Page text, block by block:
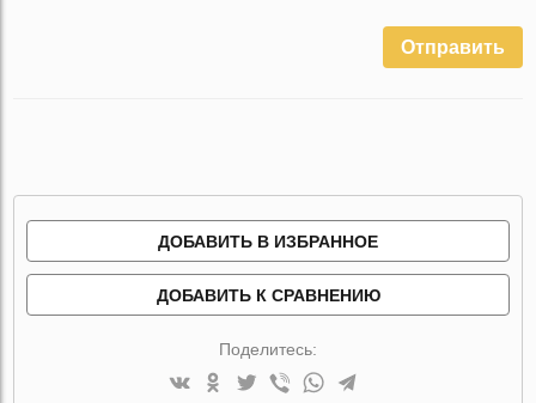
Отправить
ДОБАВИТЬ В ИЗБРАННОЕ
ДОБАВИТЬ К СРАВНЕНИЮ
Поделитесь: